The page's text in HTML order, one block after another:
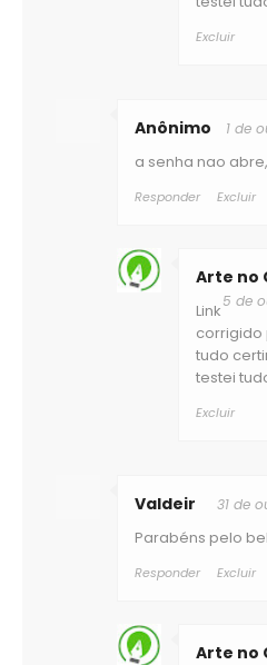
Excluir
Anônimo 1 de
a senha nao
Responder Excluir
Arte no
5 de
Link
corrigido
tudo
testei
Excluir
Valdeir 31 de
Parabéns pelo
Responder Excluir
Arte no